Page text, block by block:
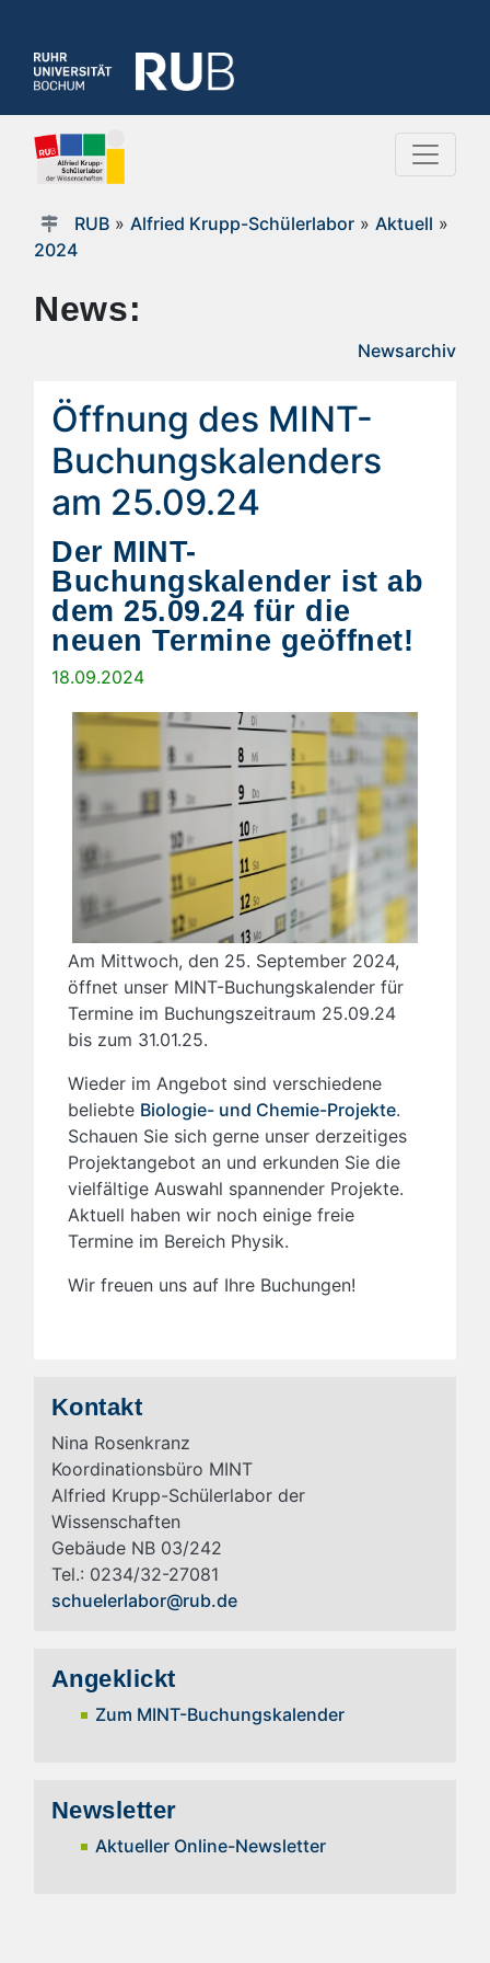
RUB» Alfried Krupp-Schülerlabor» Aktuell »
2024
News:
Newsarchiv
Öffnung des MINT-
Buchungskalenders
am 25.09.24
Der MINT-
Buchungskalender ist ab
dem 25.09.24 für die
neuen Termine geöffnet!
18.09.2024
Am Mittwoch, den 25. September 2024,
öffnet unser MINT-Buchungskalender für
Termine im Buchungszeitraum 25.09.24
bis zum 31.01.25.
Wieder im Angebot sind verschiedene
beliebte Biologie- und Chemie-Projekte.
Schauen Sie sich gerne unser derzeitiges
Projektangebot an und erkunden Sie die
vielfältige Auswahl spannender Projekte.
Aktuell haben wir noch einige freie
Termine im Bereich Physik.
Wir freuen uns auf Ihre Buchungen!
Kontakt
Nina Rosenkranz
Koordinationsbüro MINT
Alfried Krupp-Schülerlabor der
Wissenschaften
Gebäude NB 03/242
Tel.: 0234/32-27081
schuelerlabor@rub.de
Angeklickt
Zum MINT-Buchungskalender
Newsletter
Aktueller Online-Newsletter